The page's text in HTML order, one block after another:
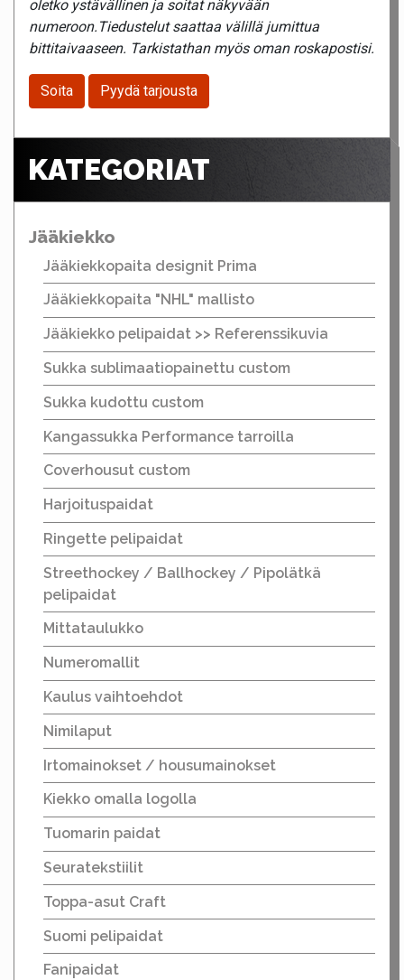
oletko ystävällinen ja soitat näkyvään
numeroon.Tiedustelut saattaa välillä jumittua
bittitaivaaseen. Tarkistathan myös oman roskapostisi.
Soita Pyydä tarjousta
KATEGORIAT
Jääkiekko
Jääkiekkopaita designit Prima
Jääkiekkopaita "NHL" mallisto
Jääkiekko pelipaidat >> Referenssikuvia
Sukka sublimaatiopainettu custom
Sukka kudottu custom
Kangassukka Performance tarroilla
Coverhousut custom
Harjoituspaidat
Ringette pelipaidat
Streethockey / Ballhockey / Pipolätkä
pelipaidat
Mittataulukko
Numeromallit
Kaulus vaihtoehdot
Nimilaput
Irtomainokset / housumainokset
Kiekko omalla logolla
Tuomarin paidat
Seuratekstiilit
Toppa-asut Craft
Suomi pelipaidat
Fanipaidat